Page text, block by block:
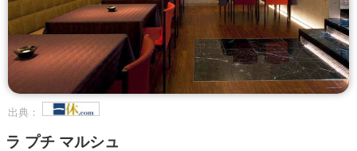
出典：
ラ プチ マルシュ